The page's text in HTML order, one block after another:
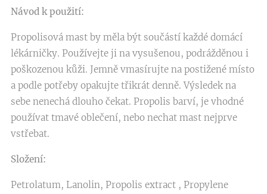
Návod k použití:
Propolisová mast by měla být součástí každé domácí
lékárničky. Používejte ji na vysušenou, podrážděnou i
poškozenou kůži. Jemně vmasírujte na postižené místo
a podle potřeby opakujte třikrát denně. Výsledek na
sebe nenechá dlouho čekat. Propolis barví, je vhodné
používat tmavé oblečení, nebo nechat mast nejprve
vstřebat.
Složení:
Petrolatum, Lanolin, Propolis extract , Propylene